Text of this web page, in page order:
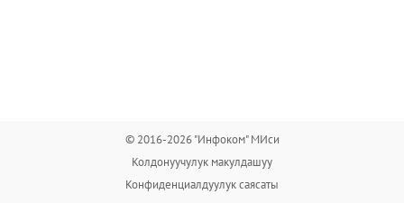
© 2016-2026 "Инфоком" МИси
Колдонуучулук макулдашуу
Конфиденциалдуулук саясаты